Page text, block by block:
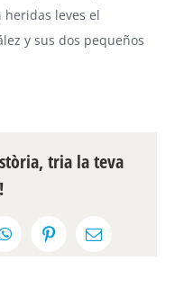
leves el
y sus dos pequeños
tria la teva
WhatsAppPinterestEmail: